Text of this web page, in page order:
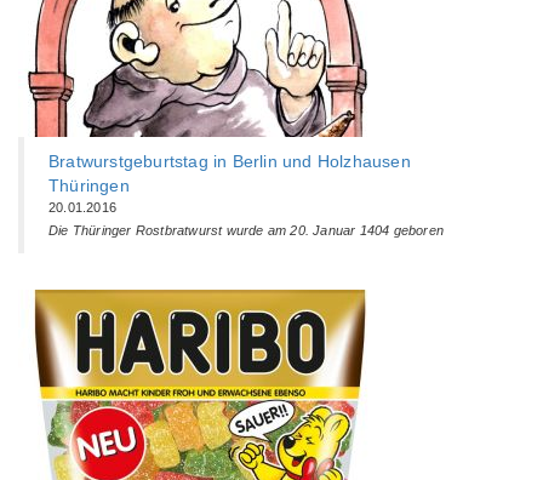
Bratwurstgeburtstag in Berlin und Holzhausen
Thüringen
20.01.2016
Die Thüringer Rostbratwurst wurde am 20. Januar 1404 geboren